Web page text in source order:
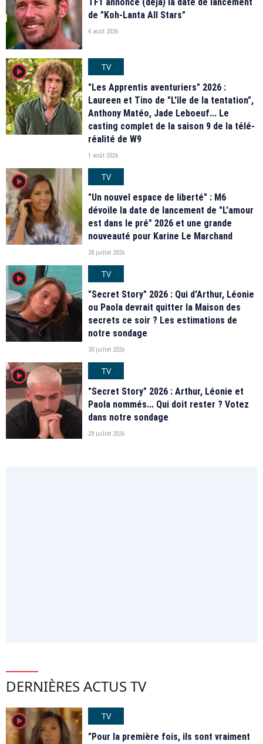
TF1 annonce (déjà) la date de lancement
de "Koh-Lanta All Stars"
4 août 2026
player2
TV
"Les Apprentis aventuriers" 2026 :
Laureen et Tino de "L'île de la tentation",
Anthony Matéo, Jade Leboeuf... Le
casting complet de la saison 9 de la télé-
réalité de W9
1 août 2026
player2
TV
"Un nouvel espace de liberté" : M6
dévoile la date de lancement de "L'amour
est dans le pré" 2026 et une grande
nouveauté pour Karine Le Marchand
28 juillet 2026
player2
TV
"Secret Story" 2026 : Qui d'Arthur, Léonie
ou Paola devrait quitter la Maison des
secrets ce soir ? Les estimations de
notre sondage
30 juillet 2026
player2
TV
"Secret Story" 2026 : Arthur, Léonie et
Paola nommés... Qui doit rester ? Votez
dans notre sondage
28 juillet 2026
DERNIÈRES ACTUS TV
player2
TV
"Pour la première fois, ils sont vraiment